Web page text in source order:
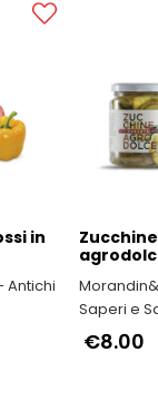
in
Antichi
Saperi e
€8.00